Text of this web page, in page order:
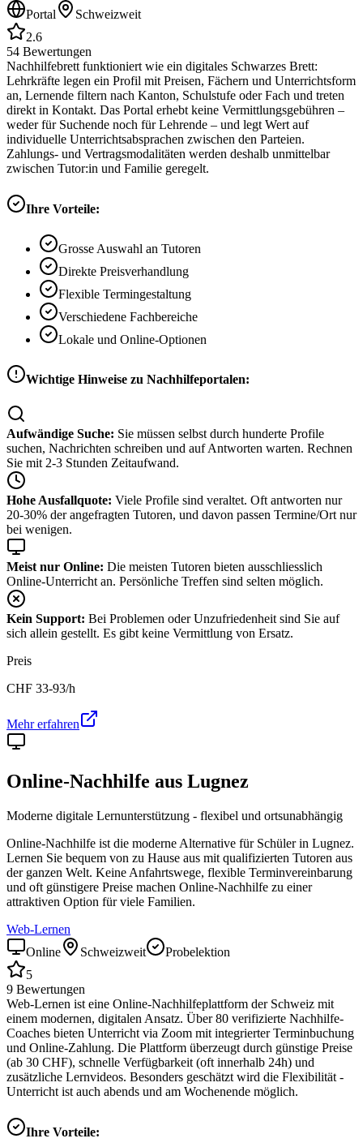
Portal
Schweizweit
2.6
54 Bewertungen
Nachhilfebrett funktioniert wie ein digitales Schwarzes Brett:
Lehrkräfte legen ein Profil mit Preisen, Fächern und Unterrichtsform
an, Lernende filtern nach Kanton, Schulstufe oder Fach und treten
direkt in Kontakt. Das Portal erhebt keine Vermittlungsgebühren –
weder für Suchende noch für Lehrende – und legt Wert auf
individuelle Unterrichtsabsprachen zwischen den Parteien.
Zahlungs- und Vertragsmodalitäten werden deshalb unmittelbar
zwischen Tutor:in und Familie geregelt.
Ihre Vorteile:
Grosse Auswahl an Tutoren
Direkte Preisverhandlung
Flexible Termingestaltung
Verschiedene Fachbereiche
Lokale und Online-Optionen
Wichtige Hinweise zu Nachhilfeportalen:
Aufwändige Suche: Sie müssen selbst durch hunderte Profile
suchen, Nachrichten schreiben und auf Antworten warten. Rechnen
Sie mit 2-3 Stunden Zeitaufwand.
Hohe Ausfallquote: Viele Profile sind veraltet. Oft antworten nur
20-30% der angefragten Tutoren, und davon passen Termine/Ort nur
bei wenigen.
Meist nur Online: Die meisten Tutoren bieten ausschliesslich
Online-Unterricht an. Persönliche Treffen sind selten möglich.
Kein Support: Bei Problemen oder Unzufriedenheit sind Sie auf
sich allein gestellt. Es gibt keine Vermittlung von Ersatz.
Preis
CHF 33-93/h
Mehr erfahren
Online-Nachhilfe aus Lugnez
Moderne digitale Lernunterstützung - flexibel und ortsunabhängig
Online-Nachhilfe ist die moderne Alternative für Schüler in Lugnez.
Lernen Sie bequem von zu Hause aus mit qualifizierten Tutoren aus
der ganzen Welt. Keine Anfahrtswege, flexible Terminvereinbarung
und oft günstigere Preise machen Online-Nachhilfe zu einer
attraktiven Option für viele Familien.
Web-Lernen
Online
Schweizweit
Probelektion
5
9 Bewertungen
Web-Lernen ist eine Online-Nachhilfeplattform der Schweiz mit
einem modernen, digitalen Ansatz. Über 80 verifizierte Nachhilfe-
Coaches bieten Unterricht via Zoom mit integrierter Terminbuchung
und Online-Zahlung. Die Plattform überzeugt durch günstige Preise
(ab 30 CHF), schnelle Verfügbarkeit (oft innerhalb 24h) und
zusätzliche Lernvideos. Besonders geschätzt wird die Flexibilität -
Unterricht ist auch abends und am Wochenende möglich.
Ihre Vorteile: